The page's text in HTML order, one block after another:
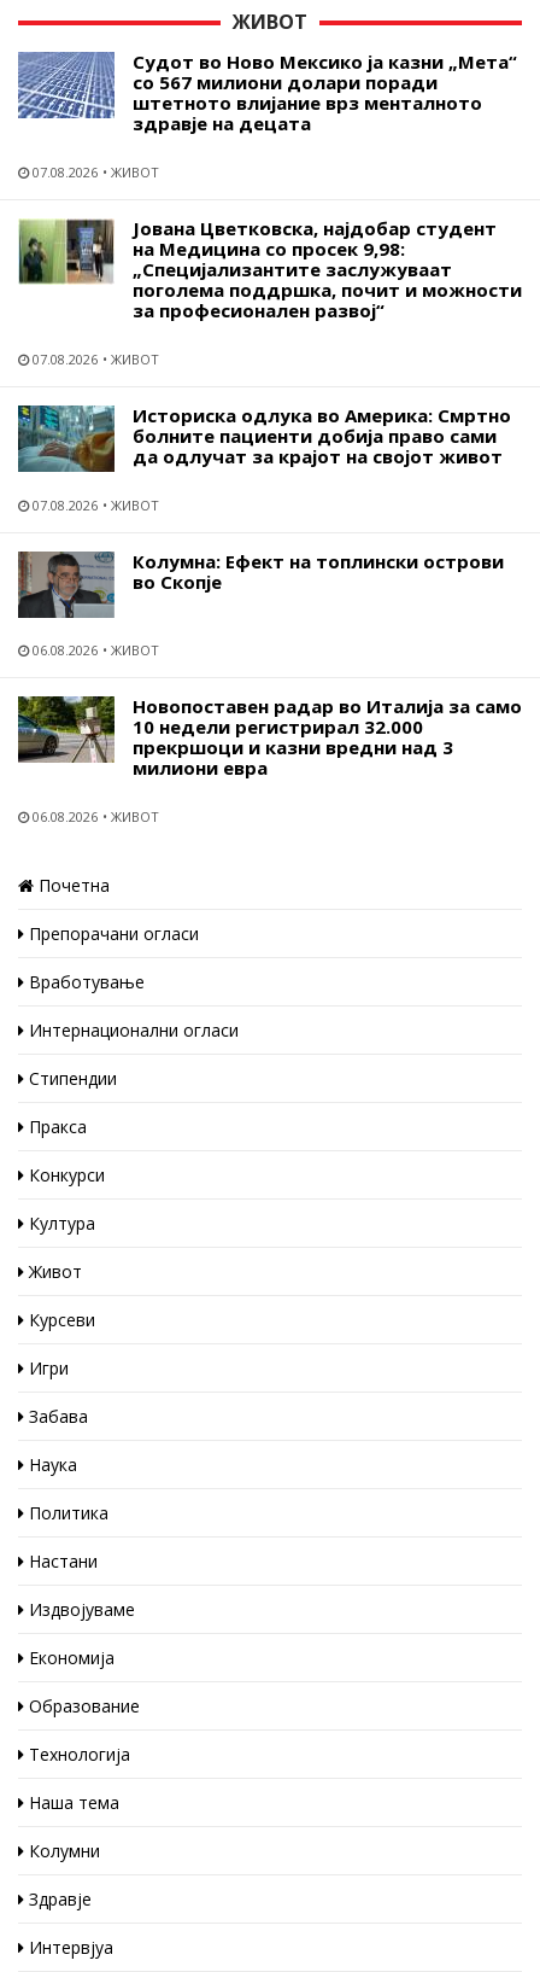
ЖИВОТ
Судот во Ново Мексико ја казни „Мета“
со 567 милиони долари поради
штетното влијание врз менталното
здравје на децата
07.08.2026 ЖИВОТ
Јована Цветковска, најдобар студент
на Медицина со просек 9,98:
„Специјализантите заслужуваат
поголема поддршка, почит и можности
за професионален развој“
07.08.2026 ЖИВОТ
Историска одлука во Америка: Смртно
болните пациенти добија право сами
да одлучат за крајот на својот живот
07.08.2026 ЖИВОТ
Колумна: Ефект на топлински острови
во Скопје
06.08.2026 ЖИВОТ
Новопоставен радар во Италија за само
10 недели регистрирал 32.000
прекршоци и казни вредни над 3
милиони евра
06.08.2026 ЖИВОТ
Почетна
Препорачани огласи
Вработување
Интернационални огласи
Стипендии
Пракса
Конкурси
Култура
Живот
Курсеви
Игри
Забава
Наука
Политика
Настани
Издвојуваме
Економија
Образование
Технологија
Наша тема
Колумни
Здравје
Интервјуа